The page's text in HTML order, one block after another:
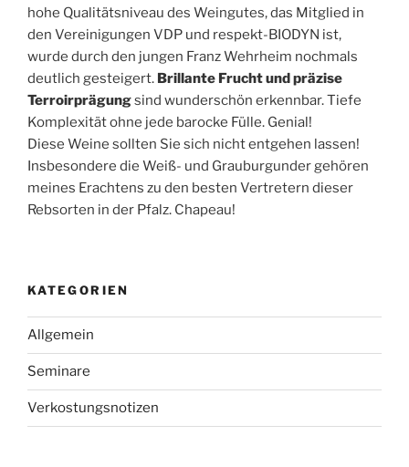
hohe Qualitätsniveau des Weingutes, das Mitglied in
den Vereinigungen VDP und respekt-BIODYN ist,
wurde durch den jungen Franz Wehrheim nochmals
deutlich gesteigert. Brillante Frucht und präzise
Terroirprägungsind wunderschön erkennbar. Tiefe
Komplexität ohne jede barocke Fülle. Genial!
Diese Weine sollten Sie sich nicht entgehen lassen!
Insbesondere die Weiß- und Grauburgunder gehören
meines Erachtens zu den besten Vertretern dieser
Rebsorten in der Pfalz. Chapeau!
KATEGORIEN
Allgemein
Seminare
Verkostungsnotizen